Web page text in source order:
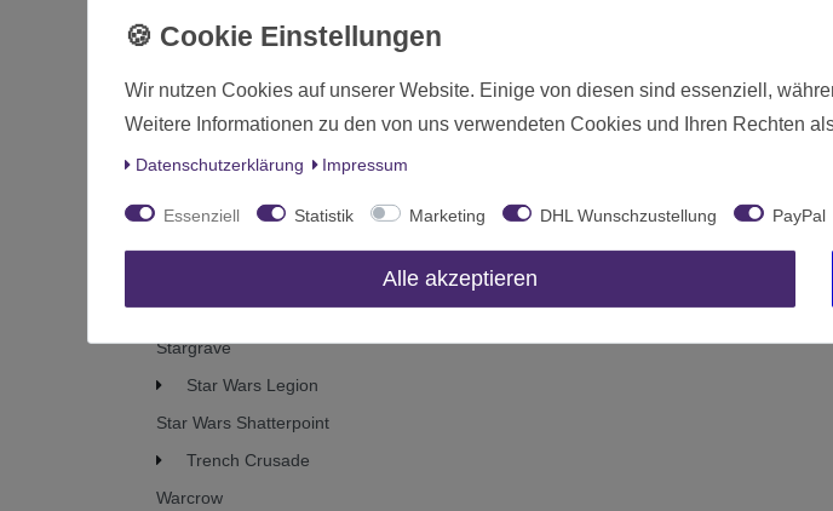
Battleground
Muskets & Tomahawks
Oathmark
StarCraft
Stargrave
Star Wars Legion
Star Wars Shatterpoint
Trench Crusade
Warcrow
Wir nutzen Cookies auf unserer Website. Einige von diesen sind essenziell,
Weitere Informationen zu den von uns verwendeten Cookies und Ihren Rechten
Daten­schutz­erklärung Impressum
Essenziell Statistik Marketing DHL Wunschzustellung PayPal
Alle akzeptieren